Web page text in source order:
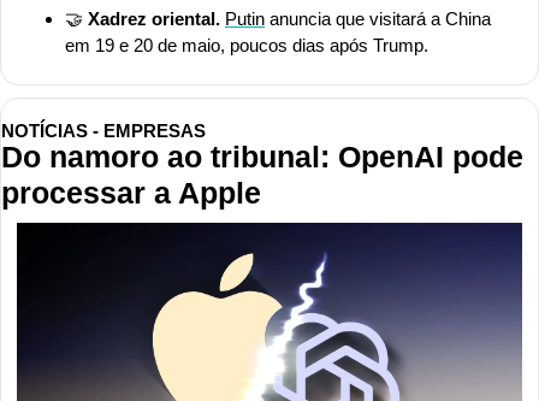
🤝 Xadrez oriental. Putin anuncia que visitará a China
em 19 e 20 de maio, poucos dias após Trump.
NOTÍCIAS - EMPRESAS
Do namoro ao tribunal: OpenAI pode
processar a Apple